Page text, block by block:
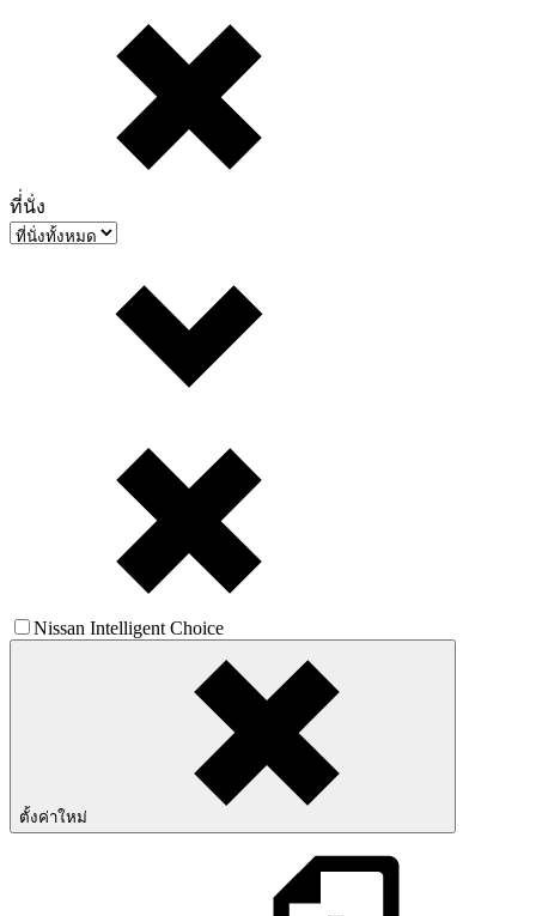
ที่่นั่ง
Nissan Intelligent Choice
ตั้งค่าใหม่